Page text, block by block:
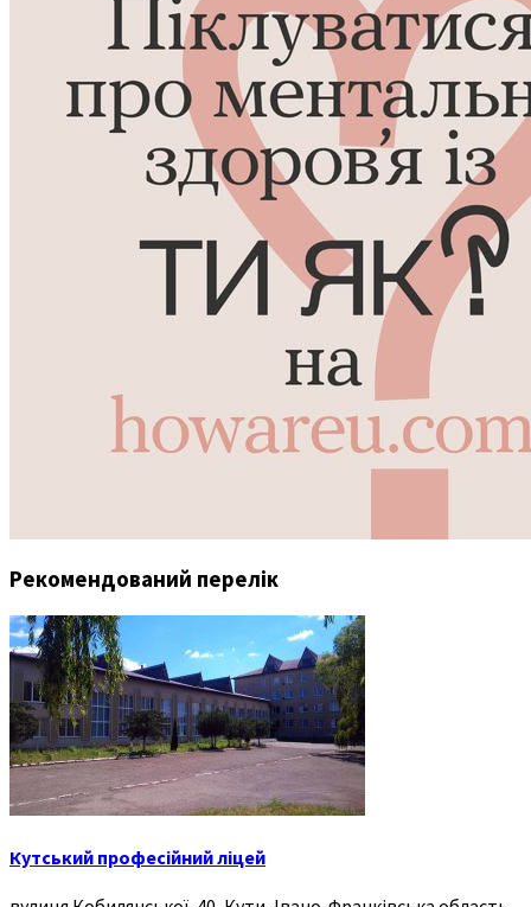
Рекомендований перелік
Кутський професійний ліцей